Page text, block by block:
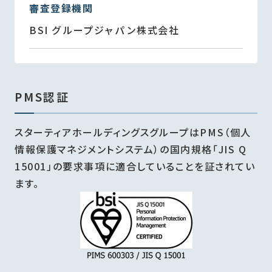
審査登録機関
BSI グループジャパン株式会社
PMS認証
スターティアホールディングスグループはPMS（個人
情報保護マネジメントシステム）の国内規格「JIS Q
15001」の要求事項に適合していることを証されてい
ます。